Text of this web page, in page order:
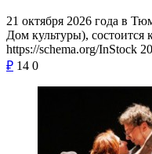
21 октября 2026 года в
Дом культуры),
https://schema.org/InStock
₽ 14 0